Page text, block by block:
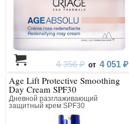
4 356 ₽ от 4 051 ₽
Age Lift Protective Smoothing
Day Cream SPF30
Дневной разглаживающий
защитный крем SPF30